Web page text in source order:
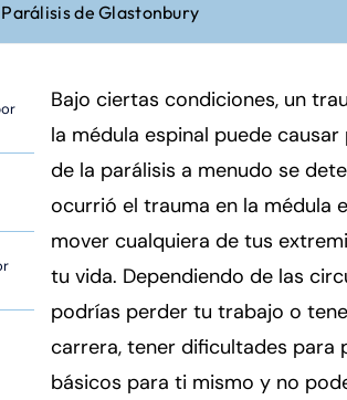
de Glastonbury
Bajo ciertas condiciones, un
la médula espinal puede
de la parálisis a menudo se
ocurrió el trauma en la médula
mover cualquiera de tus
tu vida. Dependiendo de las
podrías perder tu trabajo o
carrera, tener dificultades para
básicos para ti mismo y no